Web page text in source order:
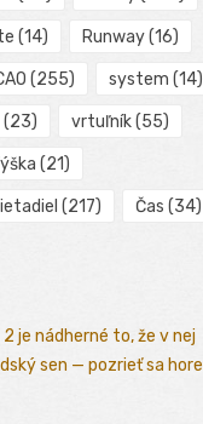
(14) Runway(16)
(255) system (14)
(23) vrtuľník(55)
(21)
(217) Čas (34)
je nádherné to, že v nej
sen — pozrieť sa hore